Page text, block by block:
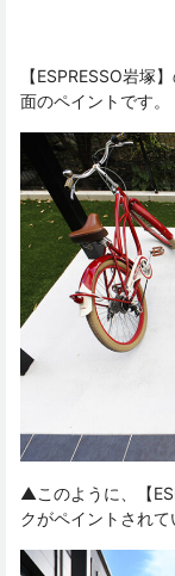
【ESPRESSO岩塚
面のペイントです。
▲このように、【
クがペイントされて